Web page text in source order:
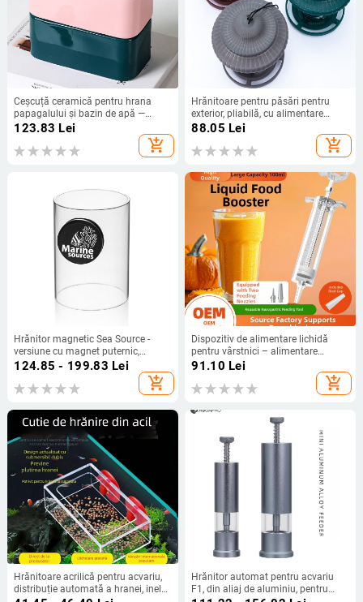
Ceșcuță ceramică pentru hrana
papagalului și bazin de apă —
Origine: Chaozhou, Guangdong;
Fără import; Alimentare manuală
123.83 Lei
add_shopping_cart
Hrănitoare pentru păsări pentru
exterior, pliabilă, cu alimentare
automată (Material: PP+PS; Marca:
Xin shang plastic; Potrivit pentru:
Acvariu)
88.05 Lei
add_shopping_cart
Hrănitor magnetic Sea Source -
versiune cu magnet puternic,
construcție din acrilic, inel de
hrănire plutitor pentru acvariu
124.85 - 199.83 Lei
add_shopping_cart
Dispozitiv de alimentare lichidă
pentru vârstnici – alimentare
nazală, capacitate mare, reutilizabil,
dozator de medicamente, material
PC alimentar
91.10 Lei
add_shopping_cart
Hrănitoare acrilică pentru acvariu,
distribuție automată a hranei, inel
Hrănitor automat pentru acvariu
F1, din aliaj de aluminiu, pentru